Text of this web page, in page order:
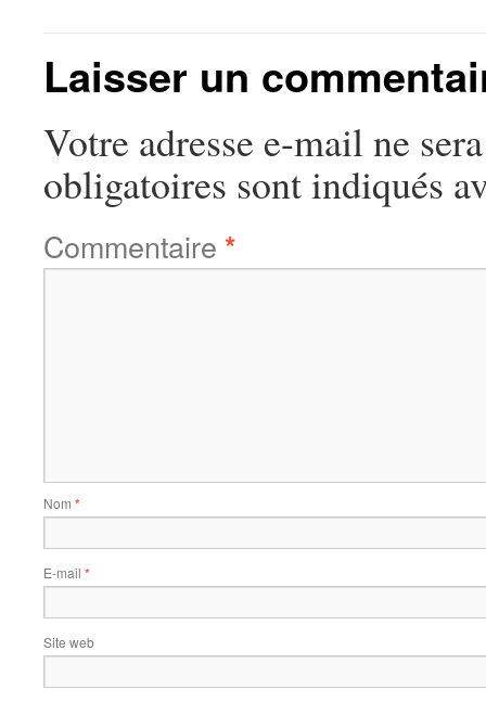
Laisser un
Votre adresse e-mail ne
obligatoires sont indiqués
Commentaire *
Nom *
E-mail *
Site web